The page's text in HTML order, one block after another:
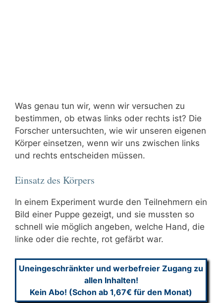
Was genau tun wir, wenn wir versuchen zu
bestimmen, ob etwas links oder rechts ist? Die
Forscher untersuchten, wie wir unseren eigenen
Körper einsetzen, wenn wir uns zwischen links
und rechts entscheiden müssen.
Einsatz des Körpers
In einem Experiment wurde den Teilnehmern ein
Bild einer Puppe gezeigt, und sie mussten so
schnell wie möglich angeben, welche Hand, die
linke oder die rechte, rot gefärbt war.
Uneingeschränkter und werbefreier Zugang zu
allen Inhalten!
Kein Abo! (Schon ab 1,67€ für den Monat)